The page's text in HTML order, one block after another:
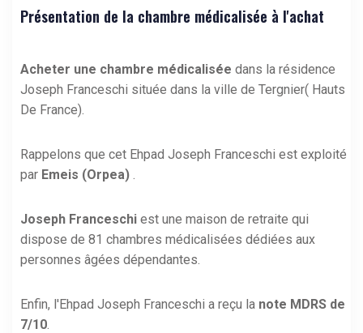
Présentation de la chambre médicalisée à l'achat
Acheter une chambre médicalisée dans la résidence
Joseph Franceschi située dans la ville de Tergnier( Hauts
De France).
Rappelons que cet Ehpad Joseph Franceschi est exploité
par Emeis (Orpea) .
Joseph Franceschi est une maison de retraite qui
dispose de 81 chambres médicalisées dédiées aux
personnes âgées dépendantes.
Enfin, l'Ehpad Joseph Franceschi a reçu la note MDRS de
7/10.